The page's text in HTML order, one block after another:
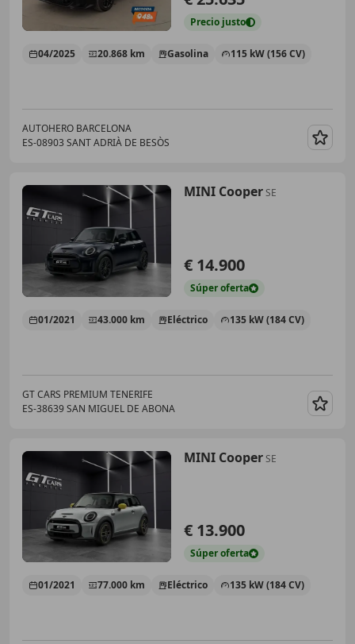
Precio justo
04/2025 20.868 km Gasolina 115 kW (156 CV)
AUTOHERO BARCELONA
ES-08903 SANT ADRIÀ DE BESÒS
MINI CooperSE
€ 14.900
Súperoferta
01/2021 43.000 km Eléctrico 135 kW (184 CV)
GT CARS PREMIUM TENERIFE
ES-38639 SAN MIGUEL DE ABONA
MINI CooperSE
€ 13.900
Súperoferta
01/2021 77.000 km Eléctrico 135 kW (184 CV)